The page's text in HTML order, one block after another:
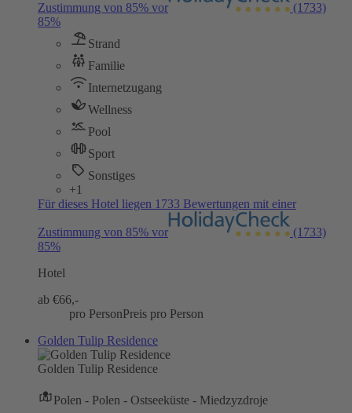
Zustimmung von 85% vor
(1733)
85%
Strand
Familie
Internetzugang
Wellness
Pool
Sport
Sonstiges
+1
Für dieses Hotel liegen 1733 Bewertungen mit einer
Zustimmung von 85% vor
(1733)
85%
Hotel
ab €66,-
pro PersonPreis pro Person
Golden Tulip Residence
Golden Tulip Residence
Polen - Polen - Ostseeküste - Miedzyzdroje